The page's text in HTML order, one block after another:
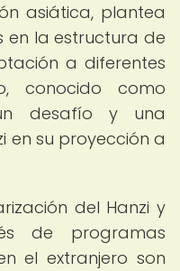
asiática, plantea
en la estructura de
a diferentes
conocido como
desafío y una
en su proyección a
del Hanzi y
de programas
el extranjero son